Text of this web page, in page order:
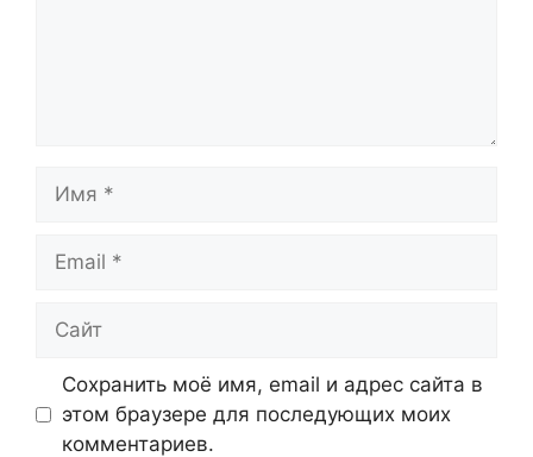
Сохранить моё имя, email и адрес сайта в
этом браузере для последующих моих
комментариев.